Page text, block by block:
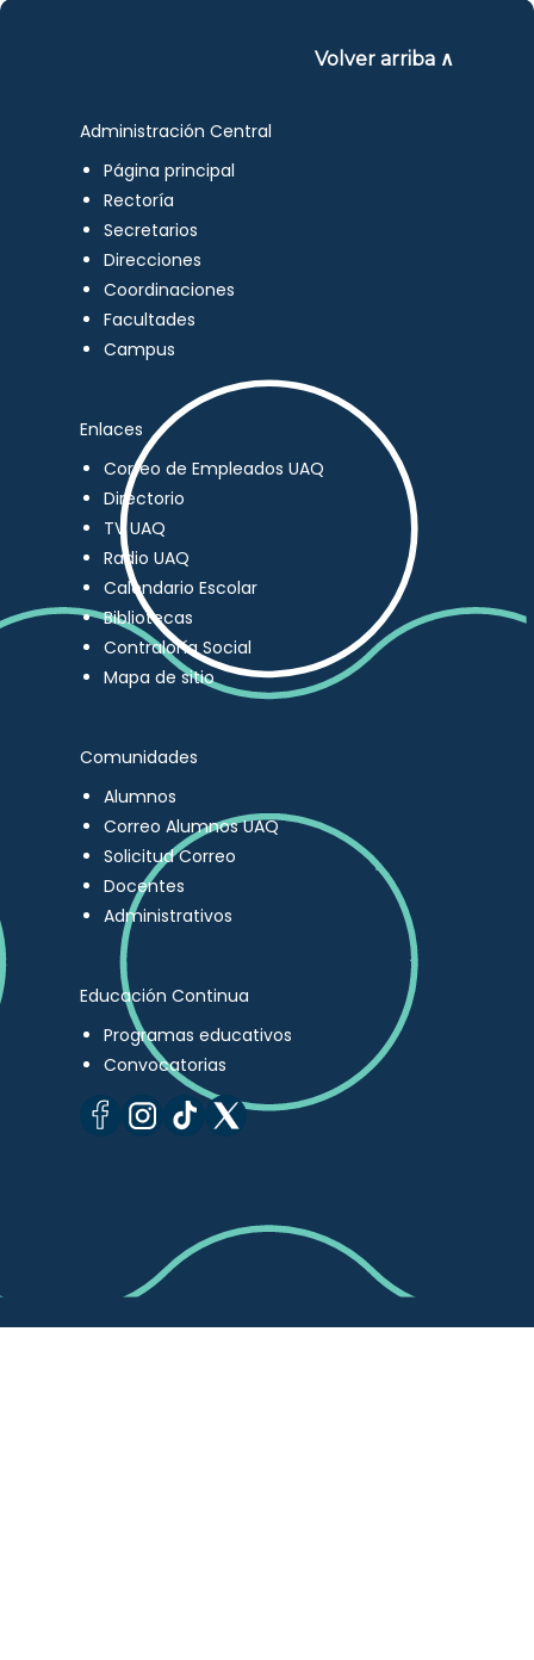
Volver arriba ∧
Administración Central
Página principal
Rectoría
Secretarios
Direcciones
Coordinaciones
Facultades
Campus
Enlaces
Correo de Empleados UAQ
Directorio
TV UAQ
Radio UAQ
Calendario Escolar
Bibliotecas
Contraloría Social
Mapa de sitio
Comunidades
Alumnos
Correo Alumnos UAQ
Solicitud Correo
Docentes
Administrativos
Educación Continua
Programas educativos
Convocatorias